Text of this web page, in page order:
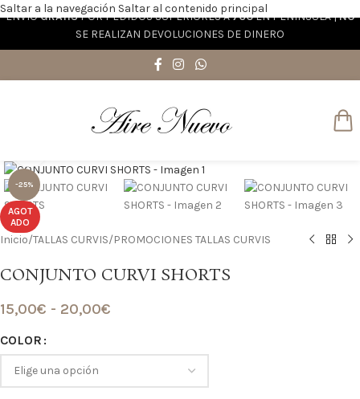
Saltar a la navegación Saltar al contenido principal
ENVÍOGRATISPOR PEDIDOS SUPERIORES A70€EN PENÍNSULA |NO
SE REALIZAN DEVOLUCIONES DE DINERO
-25%
AGOT
ADO
Inicio/TALLAS CURVIS/PROMOCIONES TALLAS CURVIS
CONJUNTO CURVI SHORTS
15,00€ - 20,00€
COLOR